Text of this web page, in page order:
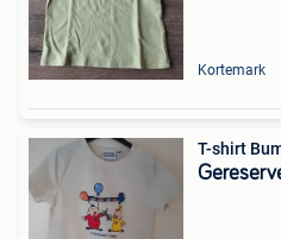
Kortemark
T-shirt